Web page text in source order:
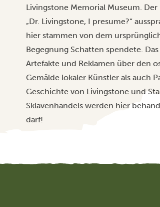
Livingstone Memorial Museum.
„Dr. Livingstone, I presume?“
hier stammen von dem
Begegnung Schatten spendete.
Artefakte und Reklamen über den
Gemälde lokaler Künstler als auch
Geschichte von Livingstone und
Sklavenhandels werden hier
darf!